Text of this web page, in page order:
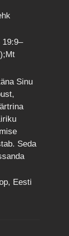
19:9–
Sinu
Seda
Eesti